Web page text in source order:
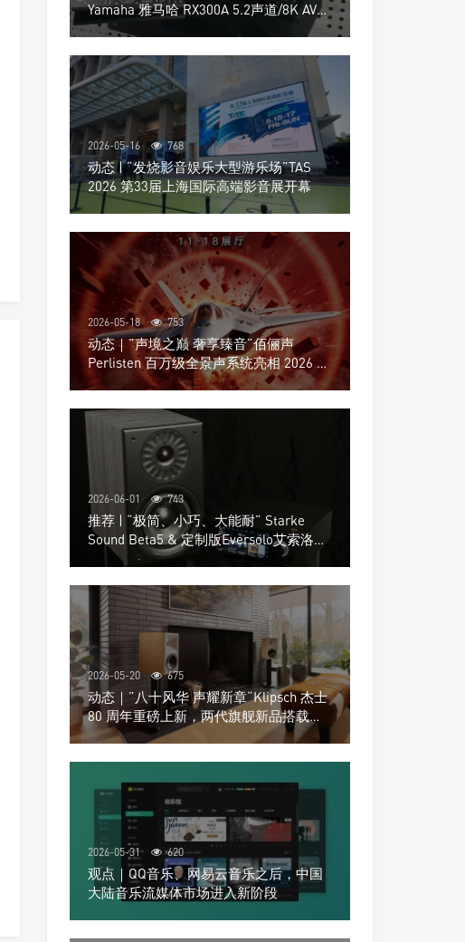
Yamaha 雅马哈 RX300A 5.2声道/8K AV放
大器
2026-05-16 768
动态 | “发烧影音娱乐大型游乐场”TAS
2026 第33届上海国际高端影音展开幕
2026-05-18 753
动态｜”声境之巅 奢享臻音”佰俪声
Perlisten 百万级全景声系统亮相 2026 北
京国际音响展
2026-06-01 743
推荐 | “极简、小巧、大能耐” Starke
Sound Beta5 & 定制版Eversolo艾索洛
Play音响组合
2026-05-20 675
动态｜”八十风华 声耀新章“Klipsch 杰士
80 周年重磅上新，两代旗舰新品搭载硬
核配置音质再升级
2026-05-31 620
观点｜QQ音乐、网易云音乐之后，中国
大陆音乐流媒体市场进入新阶段